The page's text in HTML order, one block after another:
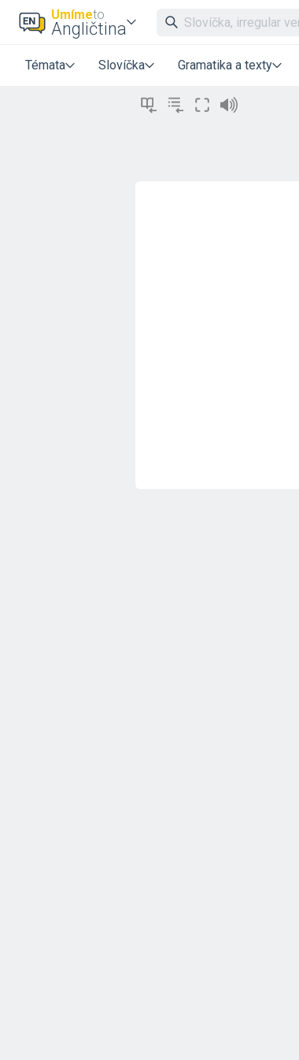
Umímeto
Angličtina
Témata Slovíčka Gramatika a texty